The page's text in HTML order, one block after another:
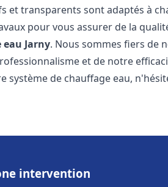
et transparents sont adaptés à
pour vous assurer de la
eau Jarny. Nous sommes fiers de
et de notre
système de chauffage eau,
intervention